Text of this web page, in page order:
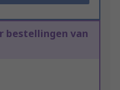
bestellingen van